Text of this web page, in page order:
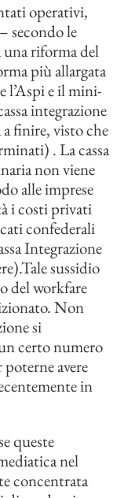
operativi,
secondo le
una riforma del
più allargata
l’Aspi e il mini-
integrazione
finire, visto che
. La cassa
non viene
alle imprese
i costi privati
confederali
Integrazione
sussidio
del workfare
Non
si
certo numero
avere
in
queste
nel
concentrata